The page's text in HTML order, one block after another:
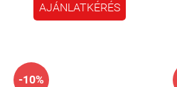
AJÁNLATKÉRÉS
-10%